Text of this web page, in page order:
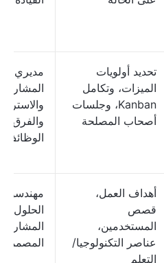
تحديد أولويات
الميزات، وتكامل
Kanban، وجلسات
أصحاب المصلحة
مديري
المشاريع،
والفرق
الوظائف
أهداف العمل،
قصص
المستخدمين،
عناصر التكنولوجيا/
التعلم
مهندسو
الحلول،
المشاريع،